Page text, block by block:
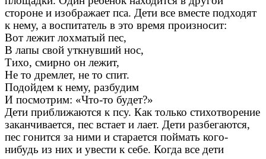
стороне и изображает пса. Дети все вместе подходят
к нему, а воспитатель в это время произносит:
Вот лежит лохматый пес,
В лапы свой уткнувший нос,
Тихо, смирно он лежит,
Не то дремлет, не то спит.
Подойдем к нему, разбудим
И посмотрим: «Что-то будет?»
Дети приближаются к псу. Как только стихотворение
заканчивается, пес встает и лает. Дети разбегаются,
пес гонится за ними и старается поймать кого-
нибудь из них и увести к себе. Когда все дети